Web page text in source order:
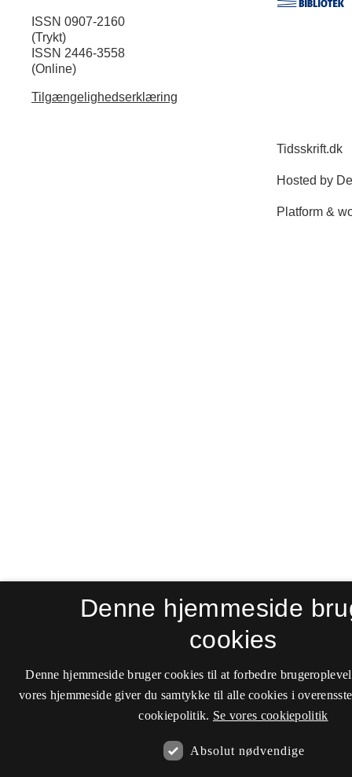
ISSN 0907-2160
(Trykt)
ISSN 2446-3558
(Online)
Tilgængelighedserklæring
Denne hjemmeside
cookies
Denne hjemmeside bruger cookies til at forbedre
vores hjemmeside giver du samtykke til alle cookies i
cookiepolitik. Se vores cookiepolitik
Absolut nødvendige